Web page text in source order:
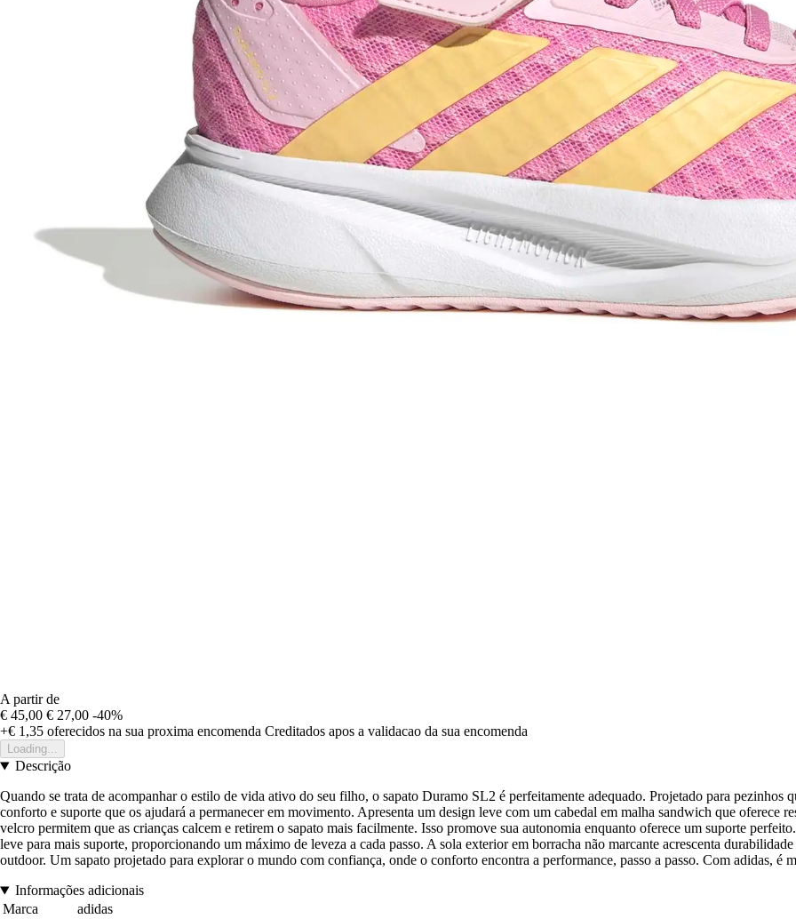
A partir de
€ 45,00 € 27,00 -40%
+€ 1,35 oferecidos na sua proxima encomenda Creditados apos a validacao da sua encomenda
Loading...
Descrição
Quando se trata de acompanhar o estilo de vida ativo do seu filho, o sapato Duramo SL2 é perfeitamente adequado. Projetado para pezinhos
conforto e suporte que os ajudará a permanecer em movimento. Apresenta um design leve com um cabedal em malha sandwich que oferece
velcro permitem que as crianças calcem e retirem o sapato mais facilmente. Isso promove sua autonomia enquanto oferece um suporte
leve para mais suporte, proporcionando um máximo de leveza a cada passo. A sola exterior em borracha não marcante acrescenta
outdoor. Um sapato projetado para explorar o mundo com confiança, onde o conforto encontra a performance, passo a passo. Com adidas, é
Informações adicionais
Marca
adidas